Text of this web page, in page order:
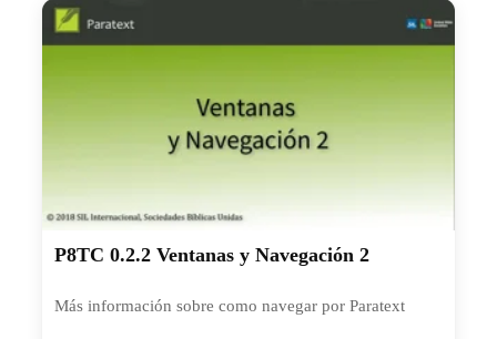
P8TC 0.2.2 Ventanas y Navegación 2
Más información sobre como navegar por Paratext